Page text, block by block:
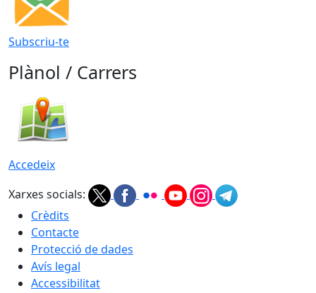
Subscriu-te
Plànol / Carrers
Accedeix
Xarxes socials:
Crèdits
Contacte
Protecció de dades
Avís legal
Accessibilitat